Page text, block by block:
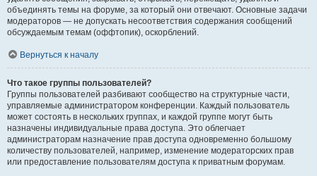
объединять темы на форуме, за который они отвечают. Основные задачи
модераторов — не допускать несоответствия содержания сообщений
обсуждаемым темам (оффтопик), оскорблений.
Вернуться к началу
Что такое группы пользователей?
Группы пользователей разбивают сообщество на структурные части,
управляемые администратором конференции. Каждый пользователь
может состоять в нескольких группах, и каждой группе могут быть
назначены индивидуальные права доступа. Это облегчает
администраторам назначение прав доступа одновременно большому
количеству пользователей, например, изменение модераторских прав
или предоставление пользователям доступа к приватным форумам.